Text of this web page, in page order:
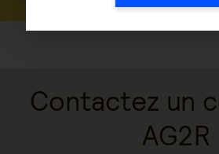
Contactez un
AG2R